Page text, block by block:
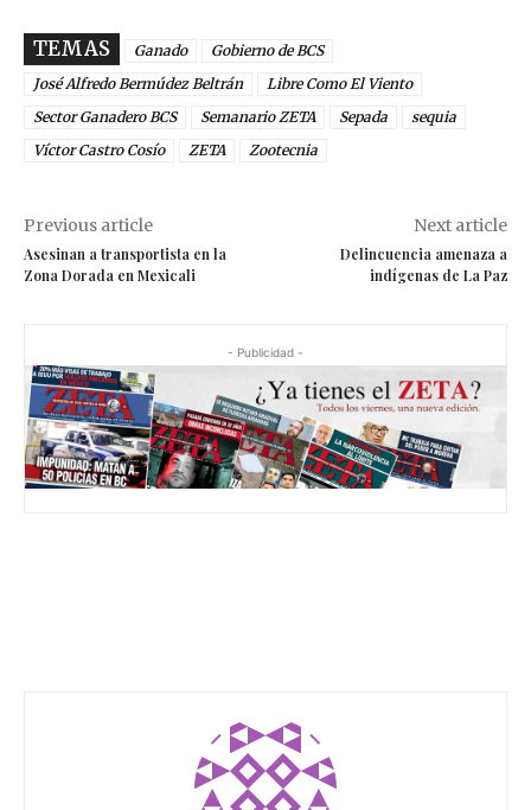
TEMAS Ganado
Gobierno de BCS
José Alfredo Bermúdez Beltrán
Libre Como El Viento
Sector Ganadero BCS
Semanario ZETA Sepada
sequia
Víctor Castro Cosío
ZETA Zootecnia
Previous article
Asesinan a transportista en la
Zona Dorada en Mexicali
Next article
Delincuencia amenaza a
indígenas de La Paz
- Publicidad -